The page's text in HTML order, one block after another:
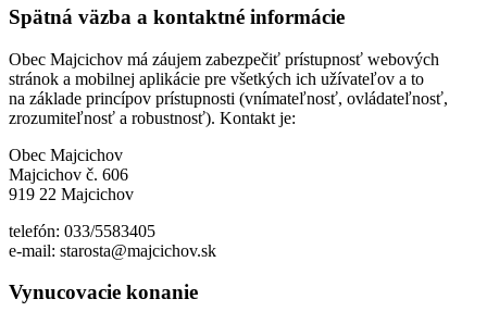
Spätná väzba a kontaktné informácie
Obec Majcichov má záujem zabezpečiť prístupnosť webových
stránok a mobilnej aplikácie pre všetkých ich užívateľov a to
na základe princípov prístupnosti (vnímateľnosť, ovládateľnosť,
zrozumiteľnosť a robustnosť). Kontakt je:
Obec Majcichov
Majcichov č. 606
919 22 Majcichov
telefón: 033/5583405
e-mail: starosta@majcichov.sk
Vynucovacie konanie